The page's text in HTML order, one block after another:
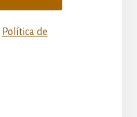
Política de